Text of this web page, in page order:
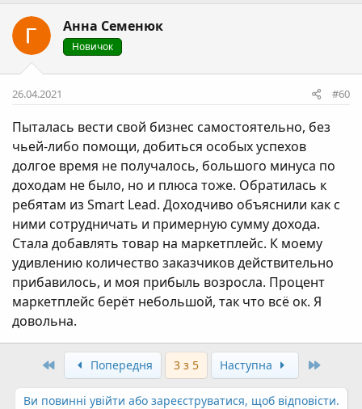
Анна Семенюк
Новичок
26.04.2021 #60
Пыталась вести свой бизнес самостоятельно, без
чьей-либо помощи, добиться особых успехов
долгое время не получалось, большого минуса по
доходам не было, но и плюса тоже. Обратилась к
ребятам из Smart Lead. Доходчиво объяснили как с
ними сотрудничать и примерную сумму дохода.
Стала добавлять товар на маркетплейс. К моему
удивлению количество заказчиков действительно
прибавилось, и моя прибыль возросла. Процент
маркетплейс берёт небольшой, так что всё ок. Я
довольна.
ПершийПопередня 3 з 5 Наступна
Ви повинні увійти або зареєструватися, щоб відповісти.